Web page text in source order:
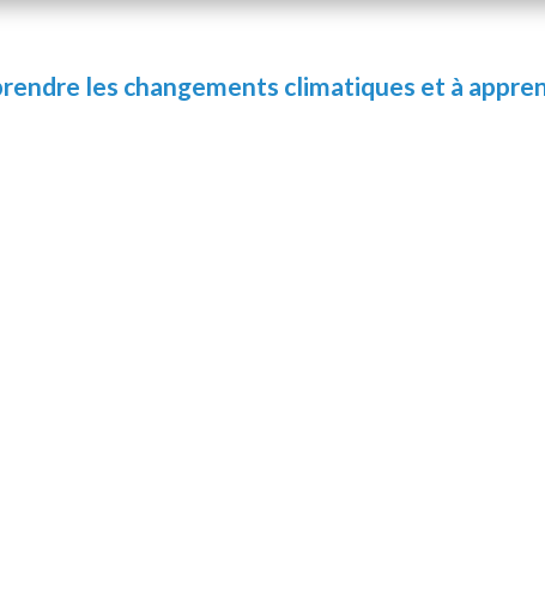
les changements climatiques et à